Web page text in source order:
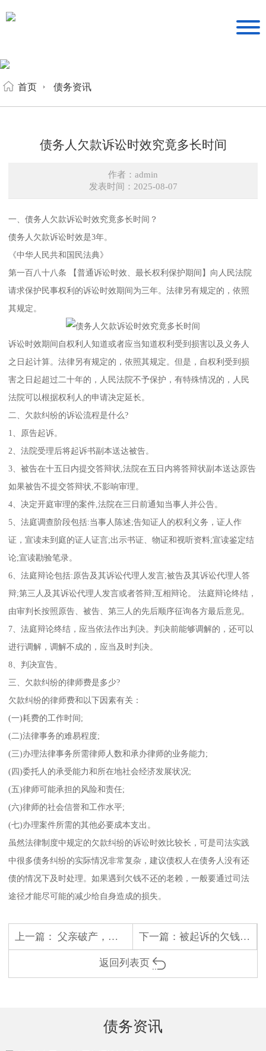
首页 债务资讯
债务人欠款诉讼时效究竟多长时间
作者：admin
发表时间：2025-08-07
一、债务人欠款诉讼时效究竟多长时间？
债务人欠款诉讼时效是3年。
《中华人民共和国民法典》
第一百八十八条 【普通诉讼时效、最长权利保护期间】向人民法院
请求保护民事权利的诉讼时效期间为三年。法律另有规定的，依照
其规定。
诉讼时效期间自权利人知道或者应当知道权利受到损害以及义务人
之日起计算。法律另有规定的，依照其规定。但是，自权利受到损
害之日起超过二十年的，人民法院不予保护，有特殊情况的，人民
法院可以根据权利人的申请决定延长。
二、欠款纠纷的诉讼流程是什么?
1、原告起诉。
2、法院受理后将起诉书副本送达被告。
3、被告在十五日内提交答辩状,法院在五日内将答辩状副本送达原告
如果被告不提交答辩状,不影响审理。
4、决定开庭审理的案件,法院在三日前通知当事人并公告。
5、法庭调查阶段包括:当事人陈述;告知证人的权利义务，证人作
证，宣读未到庭的证人证言;出示书证、物证和视听资料;宣读鉴定结
论;宣读勘验笔录。
6、法庭辩论包括:原告及其诉讼代理人发言;被告及其诉讼代理人答
辩;第三人及其诉讼代理人发言或者答辩;互相辩论。 法庭辩论终结，
由审判长按照原告、被告、第三人的先后顺序征询各方最后意见。
7、法庭辩论终结，应当依法作出判决。判决前能够调解的，还可以
进行调解，调解不成的，应当及时判决。
8、判决宣告。
三、欠款纠纷的律师费是多少?
欠款纠纷的律师费和以下因素有关：
(一)耗费的工作时间;
(二)法律事务的难易程度;
(三)办理法律事务所需律师人数和承办律师的业务能力;
(四)委托人的承受能力和所在地社会经济发展状况;
(五)律师可能承担的风险和责任;
(六)律师的社会信誉和工作水平;
(七)办理案件所需的其他必要成本支出。
虽然法律制度中规定的欠款纠纷的诉讼时效比较长，可是司法实践
中很多债务纠纷的实际情况非常复杂，建议债权人在债务人没有还
债的情况下及时处理。如果遇到欠钱不还的老赖，一般要通过司法
途径才能尽可能的减少给自身造成的损失。
上一篇：父亲破产，儿子有偿还债务的责任吗 下一篇： 被起诉的欠钱人没有财产怎么办
返回列表页
债务资讯